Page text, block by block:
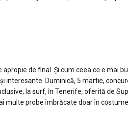
de final. Și cum ceea ce e mai
interesante. Duminică, 5 martie,
la surf, în Tenerife, oferită de
multe probe îmbrăcate doar în costume